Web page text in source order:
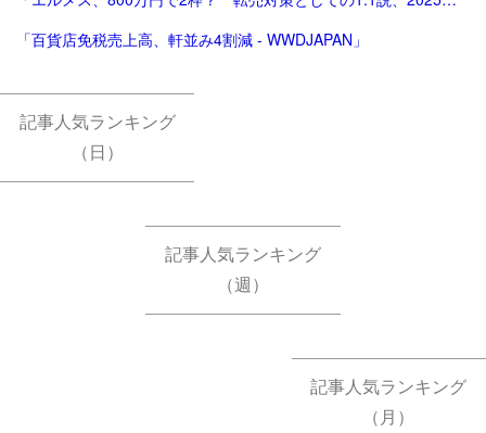
「百貨店免税売上高、軒並み4割減 - WWDJAPAN」
記事人気ランキング
（日）
記事人気ランキング
（週）
記事人気ランキング
（月）